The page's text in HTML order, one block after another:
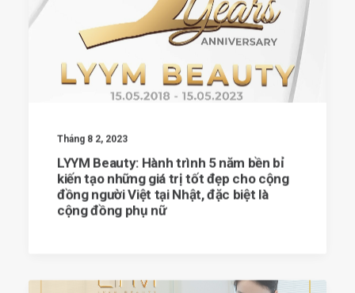
Tháng 8 2, 2023
LYYM Beauty: Hành trình 5 năm bền bỉ
kiến tạo những giá trị tốt đẹp cho cộng
đồng người Việt tại Nhật, đặc biệt là
cộng đồng phụ nữ